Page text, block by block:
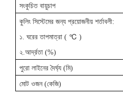
সংকুচিত বায়ুচাপ
কুলিং সিস্টেমের জন্য প্রয়োজনীয় শর্তাবলী:
১. ঘরের তাপমাত্রা ( ℃ )
২.আর্দ্রতা (%)
পুরো লাইনের দৈর্ঘ্য (মি)
মোট ওজন (কেজি)